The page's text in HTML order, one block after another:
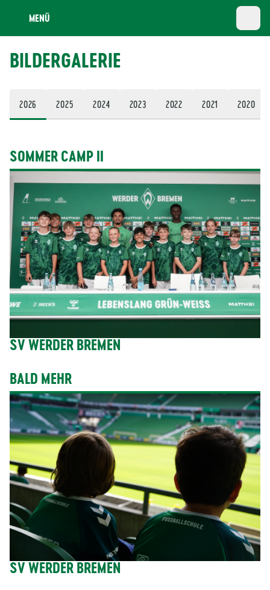
MENÜ
BILDERGALERIE
2026 2025 2024 2023 2022 2021 2020
SOMMER CAMP II
SV WERDER BREMEN
BALD MEHR
SV WERDER BREMEN